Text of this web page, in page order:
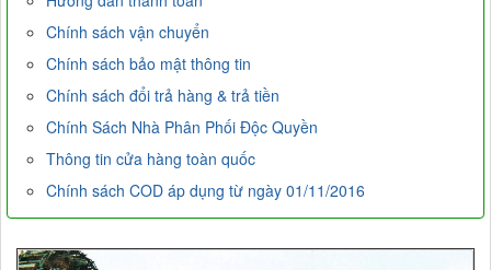
Chính sách vận chuyển
Chính sách bảo mật thông tin
Chính sách đổi trả hàng & trả tiền
Chính Sách Nhà Phân Phối Độc Quyền
Thông tin cửa hàng toàn quốc
Chính sách COD áp dụng từ ngày 01/11/2016